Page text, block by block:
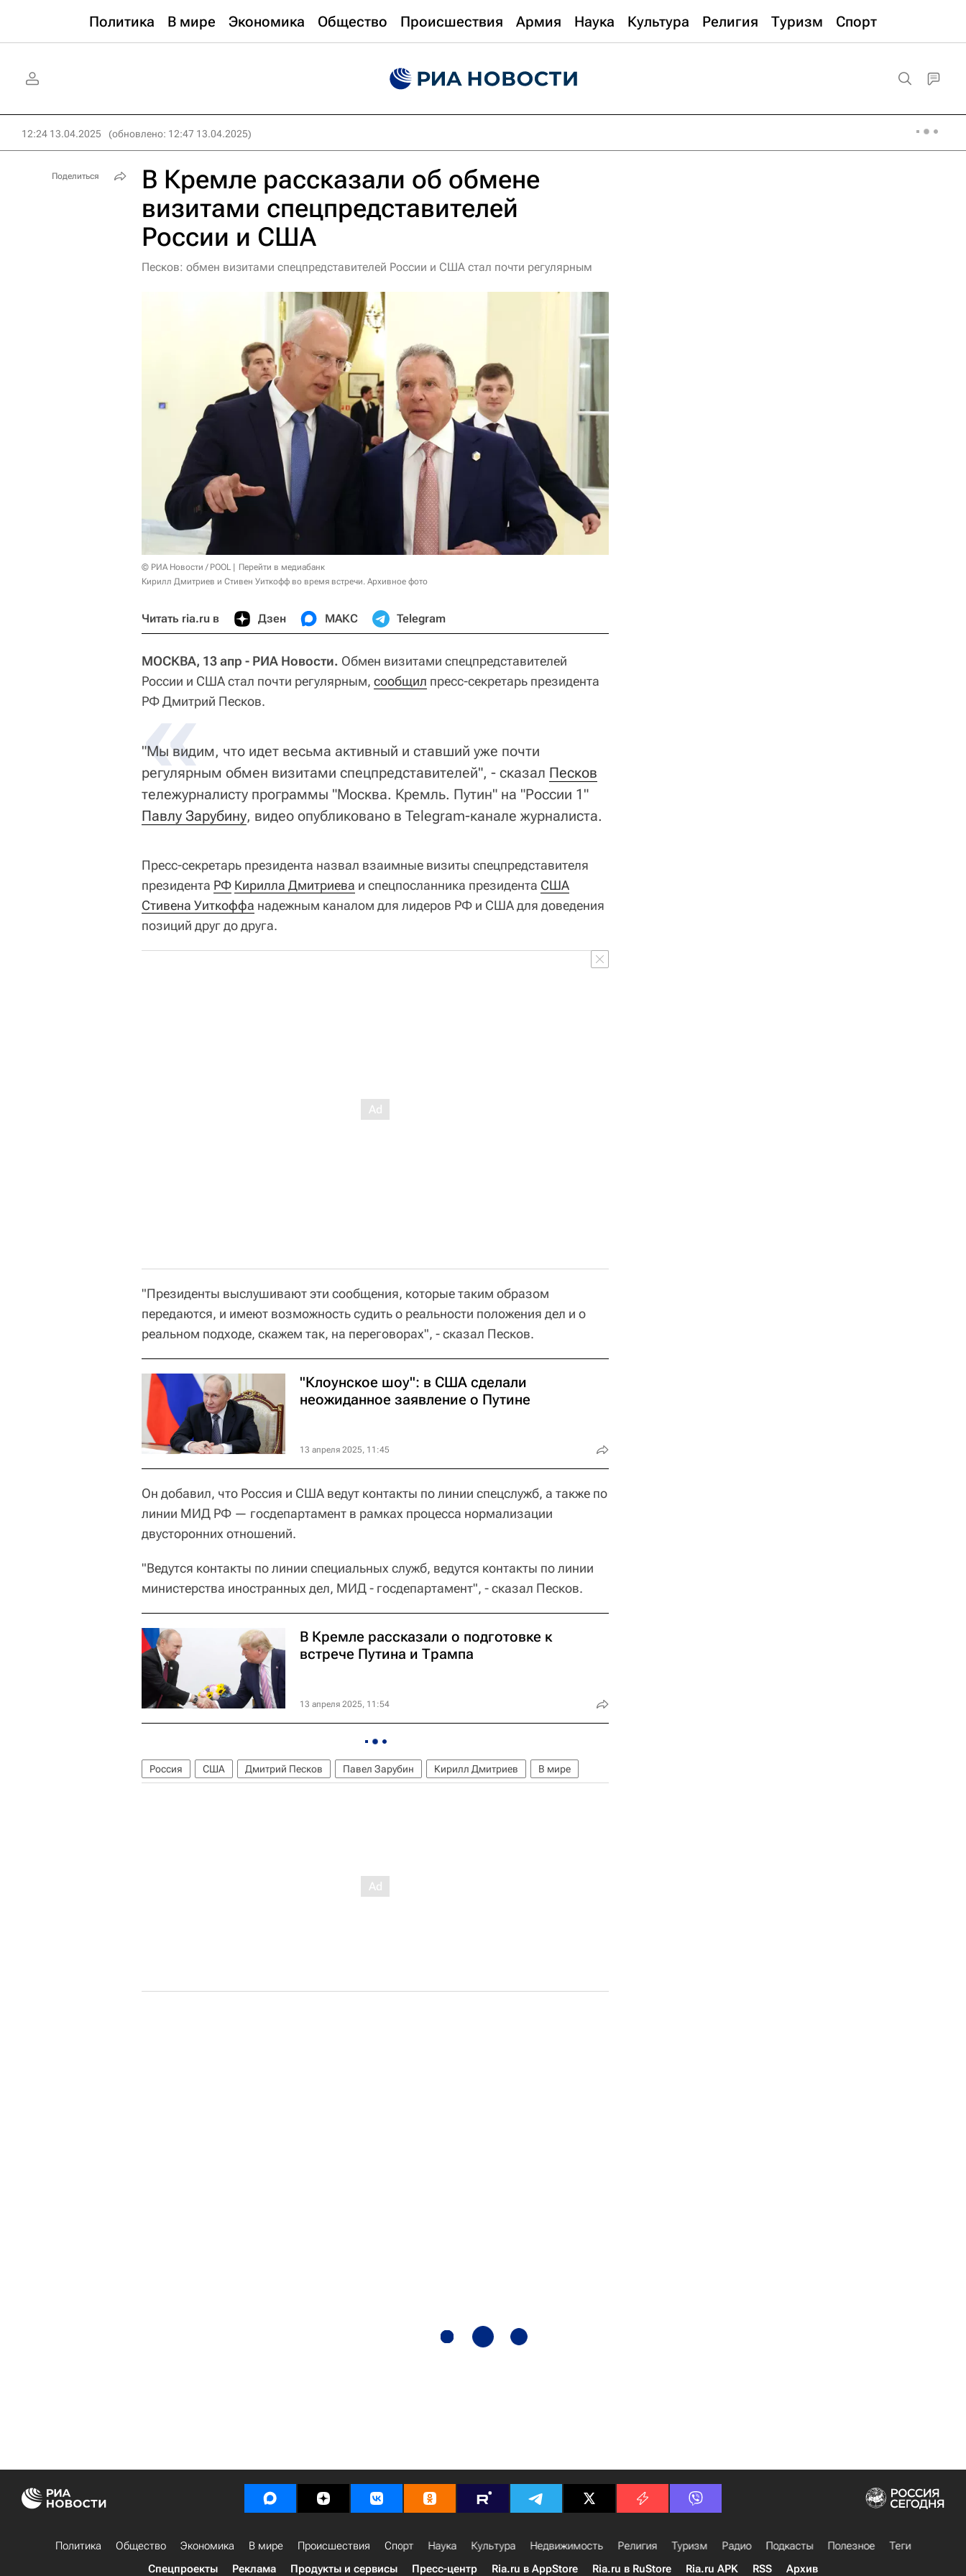
Политика В мире Экономика Общество Происшествия Армия Наука Культура Религия Туризм Спорт
12:24 13.04.2025 (обновлено: 12:47 13.04.2025)
В Кремле рассказали об обмене
визитами спецпредставителей
России и США
Песков: обмен визитами спецпредставителей России и США стал почти регулярным
© РИА Новости / POOL
Перейти в медиабанк
Кирилл Дмитриев и Стивен Уиткофф во время встречи. Архивное фото
Читать ria.ru в Дзен МАКС Telegram
МОСКВА, 13 апр - РИА Новости. Обмен визитами спецпредставителей
России и США стал почти регулярным, сообщил пресс-секретарь президента
РФ Дмитрий Песков.
«
"Мы видим, что идет весьма активный и ставший уже почти
регулярным обмен визитами спецпредставителей", - сказал Песков
тележурналисту программы "Москва. Кремль. Путин" на "России 1"
Павлу Зарубину, видео опубликовано в Telegram-канале журналиста.
Пресс-секретарь президента назвал взаимные визиты спецпредставителя
президента РФ Кирилла Дмитриева и спецпосланника президента США
Стивена Уиткоффа надежным каналом для лидеров РФ и США для доведения
позиций друг до друга.
"Президенты выслушивают эти сообщения, которые таким образом
передаются, и имеют возможность судить о реальности положения дел и о
реальном подходе, скажем так, на переговорах", - сказал Песков.
"Клоунское шоу": в США сделали
неожиданное заявление о Путине
13 апреля 2025, 11:45
Он добавил, что Россия и США ведут контакты по линии спецслужб, а также по
линии МИД РФ — госдепартамент в рамках процесса нормализации
двусторонних отношений.
"Ведутся контакты по линии специальных служб, ведутся контакты по линии
министерства иностранных дел, МИД - госдепартамент", - сказал Песков.
В Кремле рассказали о подготовке к
встрече Путина и Трампа
13 апреля 2025, 11:54
Россия США Дмитрий Песков Павел Зарубин Кирилл Дмитриев В мире
Поделиться
Политика Общество Экономика В мире Происшествия Спорт Наука Культура Недвижимость Религия Туризм Радио Подкасты Полезное
Теги
Спецпроекты
Реклама Продукты и сервисы Пресс-центр Ria.ru в AppStore Ria.ru в RuStore Ria.ru APK RSS Архив